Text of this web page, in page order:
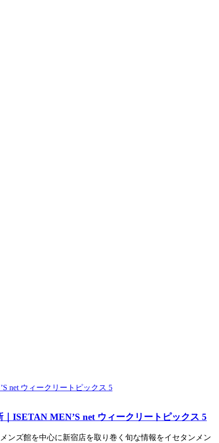
ISETAN MEN’S net ウィークリートピックス 5
ンズ館を中心に新宿店を取り巻く旬な情報をイセタンメン